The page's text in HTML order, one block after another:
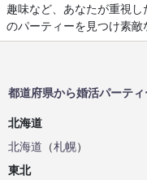
趣味など、あなたが重視
のパーティーを見つけ素敵
都道府県から婚活パーテ
北海道
北海道 （札幌）
東北